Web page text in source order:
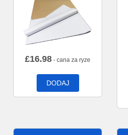
£16.98 - cana za ryze
DODAJ